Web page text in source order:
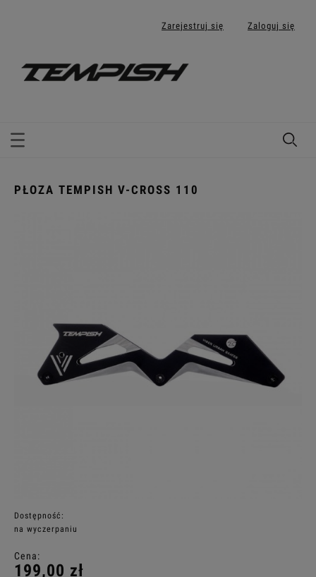
Zarejestruj się Zaloguj się
PŁOZA TEMPISH V-CROSS 110
Dostępność:
na wyczerpaniu
Cena:
199,00 zł